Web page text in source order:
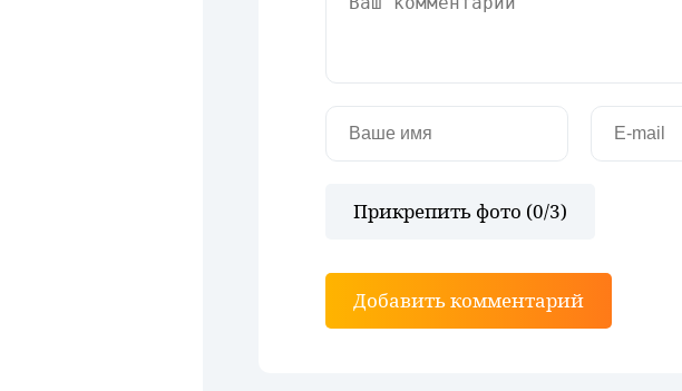
Прикрепить фото (0/3)
Добавить комментарий